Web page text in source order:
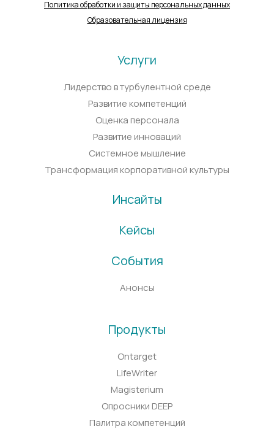
Политика обработки и защиты персональных данных
Образовательная лицензия
Услуги
Лидерство в турбулентной среде
Развитие компетенций
Оценка персонала
Развитие инноваций
Системное мышление
Трансформация корпоративной культуры
Инсайты
Кейсы
События
Анонсы
Продукты
Ontarget
LifeWriter
Magisterium
Опросники DEEP
Палитра компетенций